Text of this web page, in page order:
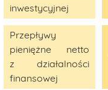
inwestycyjnej
Przepływy
pieniężne netto
z działalności
finansowej